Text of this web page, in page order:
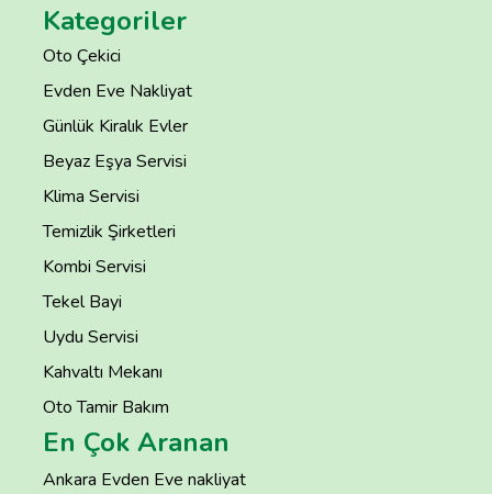
Kategoriler
Oto Çekici
Evden Eve Nakliyat
Günlük Kiralık Evler
Beyaz Eşya Servisi
Klima Servisi
Temizlik Şirketleri
Kombi Servisi
Tekel Bayi
Uydu Servisi
Kahvaltı Mekanı
Oto Tamir Bakım
En Çok Aranan
Ankara Evden Eve nakliyat